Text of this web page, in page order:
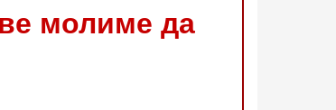
молиме да